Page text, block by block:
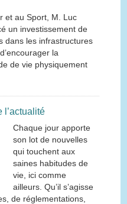
et au Sport, M. Luc
un investissement de
dans les infrastructures
la
de vie physiquement
l’actualité
Chaque jour apporte
son lot de nouvelles
qui touchent aux
saines habitudes de
vie, ici comme
ailleurs. Qu’il s’agisse
de réglementations,